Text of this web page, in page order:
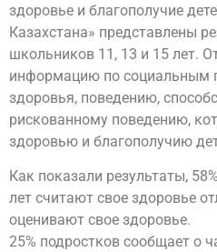
здоровье и благополучие
Казахстана» представлены
школьников 11, 13 и 15 лет.
информацию по социальным
здоровья, поведению,
рискованному поведению,
здоровью и благополучию
Как показали результаты,
лет считают свое здоровье
оценивают свое здоровье.
25% подростков сообщает о